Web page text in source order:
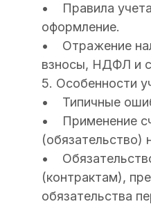
• Правила
оформление.
• Отражение
взносы, НДФЛ и
5. Особенности
• Типичные
• Применение
(обязательство)
•
(контрактам),
обязательства